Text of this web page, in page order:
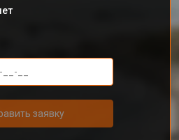
заявку